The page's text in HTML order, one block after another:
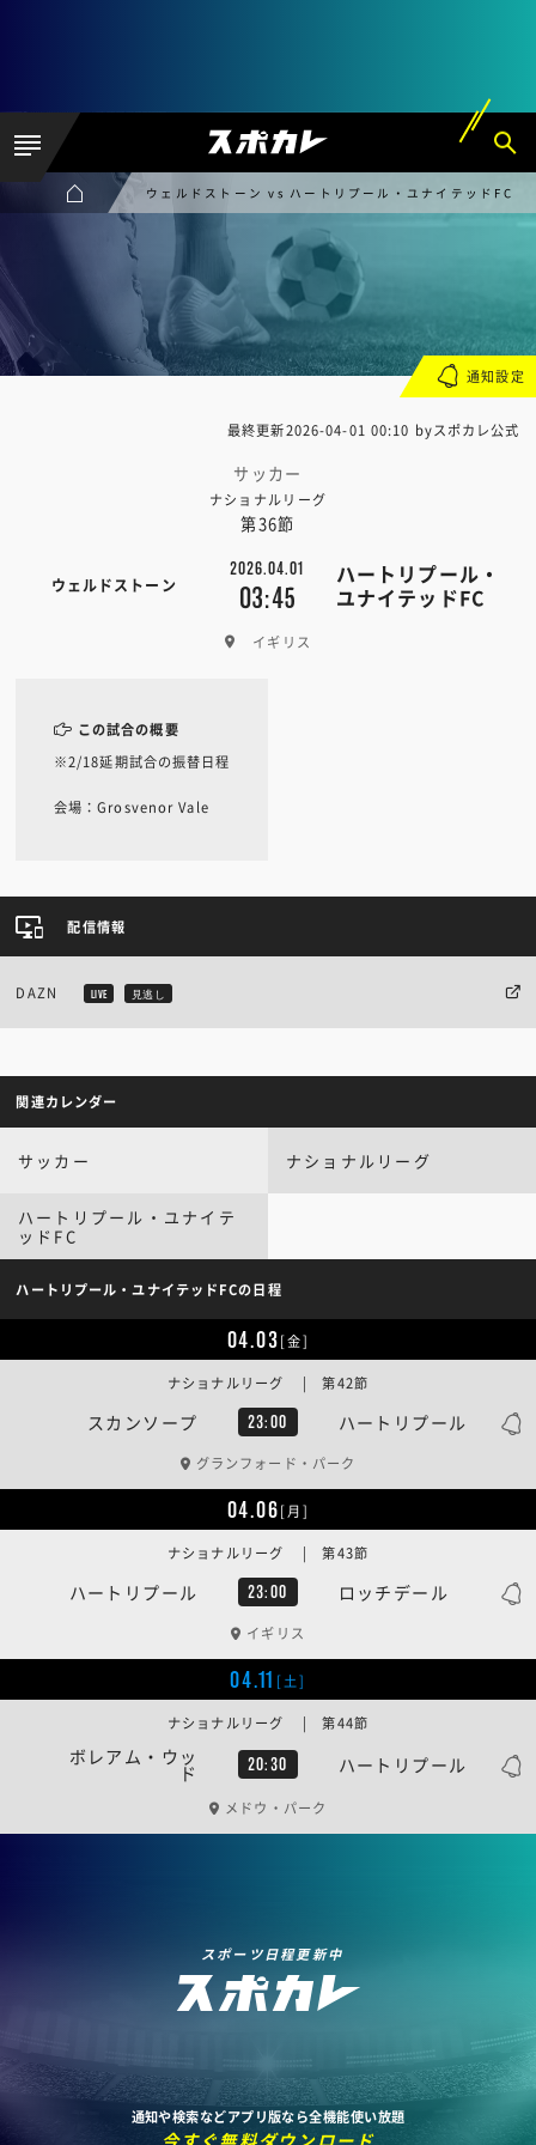
ウェルドストーン vs ハートリプール・ユナイテッドFC
最終更新2026-04-01 00:10 byスポカレ公式
サッカー
ナショナルリーグ
第36節
ウェルドストーン
2026.04.01
03:45
ハートリプール・
ユナイテッドFC
イギリス
通知設定
この試合の概要
※2/18延期試合の振替日程
会場：Grosvenor Vale
配信情報
DAZN LIVE 見逃し
関連カレンダー
サッカー ナショナルリーグ
ハートリプール・ユナイテ
ッドFC
ハートリプール・ユナイテッドFCの日程
04.03[金]
スカンソープ 23:00 ハートリプール
ナショナルリーグ | 第42節
グランフォード・パーク
04.06[月]
ハートリプール 23:00 ロッチデール
ナショナルリーグ | 第43節
イギリス
04.11 [土]
ボレアム・ウッ
ド 20:30 ハートリプール
ナショナルリーグ | 第44節
メドウ・パーク
スポーツ日程更新中
通知や検索などアプリ版なら全機能使い放題